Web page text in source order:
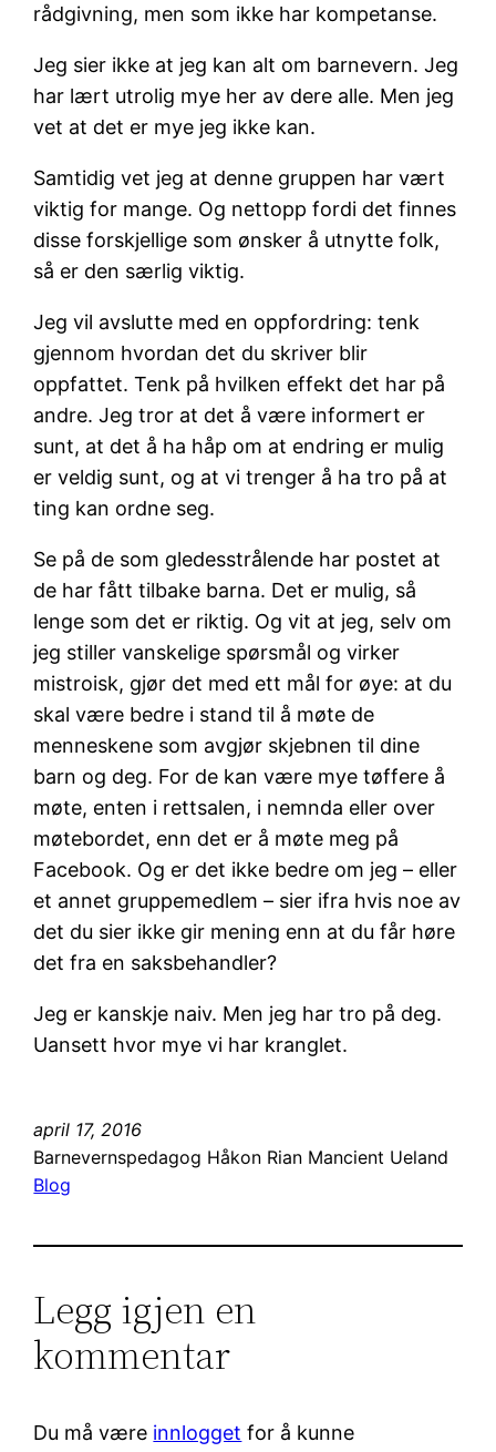
rådgivning, men som ikke har kompetanse.
Jeg sier ikke at jeg kan alt om barnevern. Jeg
har lært utrolig mye her av dere alle. Men jeg
vet at det er mye jeg ikke kan.
Samtidig vet jeg at denne gruppen har vært
viktig for mange. Og nettopp fordi det finnes
disse forskjellige som ønsker å utnytte folk,
så er den særlig viktig.
Jeg vil avslutte med en oppfordring: tenk
gjennom hvordan det du skriver blir
oppfattet. Tenk på hvilken effekt det har på
andre. Jeg tror at det å være informert er
sunt, at det å ha håp om at endring er mulig
er veldig sunt, og at vi trenger å ha tro på at
ting kan ordne seg.
Se på de som gledesstrålende har postet at
de har fått tilbake barna. Det er mulig, så
lenge som det er riktig. Og vit at jeg, selv om
jeg stiller vanskelige spørsmål og virker
mistroisk, gjør det med ett mål for øye: at du
skal være bedre i stand til å møte de
menneskene som avgjør skjebnen til dine
barn og deg. For de kan være mye tøffere å
møte, enten i rettsalen, i nemnda eller over
møtebordet, enn det er å møte meg på
Facebook. Og er det ikke bedre om jeg – eller
et annet gruppemedlem – sier ifra hvis noe av
det du sier ikke gir mening enn at du får høre
det fra en saksbehandler?
Jeg er kanskje naiv. Men jeg har tro på deg.
Uansett hvor mye vi har kranglet.
april 17, 2016
Barnevernspedagog Håkon Rian Mancient Ueland
Blog
Legg igjen en
kommentar
Du må være innlogget for å kunne